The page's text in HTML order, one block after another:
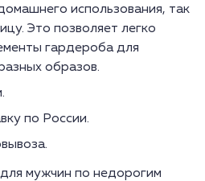
использования, так
Это позволяет легко
гардероба для
образов.
по России.
мужчин по недорогим